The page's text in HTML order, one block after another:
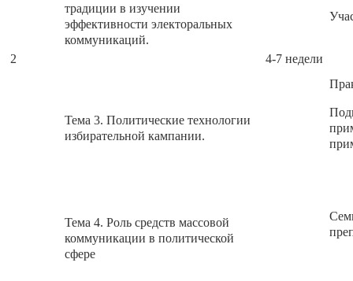
2 4-7 недели
традиции в изучении
эффективности электоральных
коммуникаций.
Тема 3. Политические технологии
избирательной кампании.
Тема 4. Роль средств массовой
коммуникации в политической
сфере